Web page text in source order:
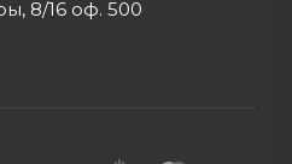
8/16 оф. 500